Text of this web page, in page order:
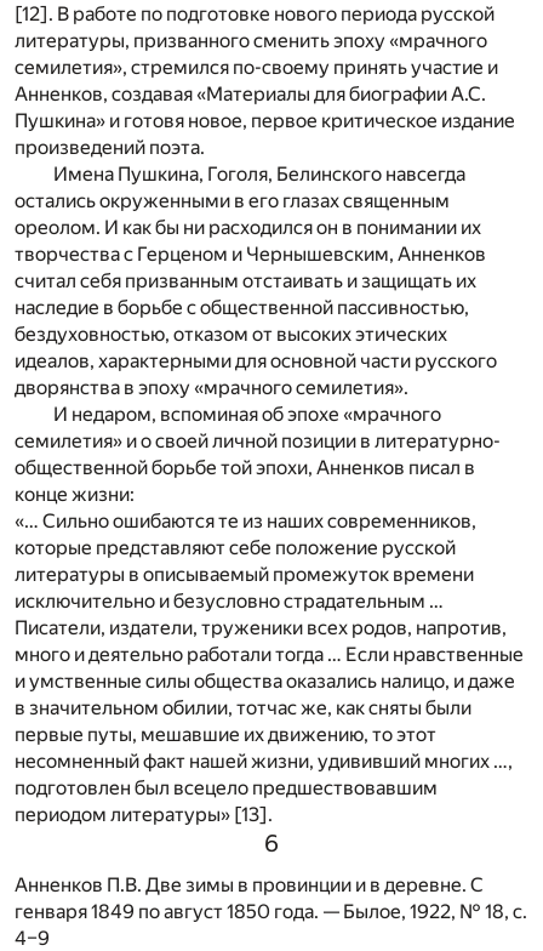
[12]. В работе по подготовке нового периода русской
литературы, призванного сменить эпоху «мрачного
семилетия», стремился по-своему принять участие и
Анненков, создавая «Материалы для биографии А.С.
Пушкина» и готовя новое, первое критическое издание
произведений поэта.
Имена Пушкина, Гоголя, Белинского навсегда
остались окруженными в его глазах священным
ореолом. И как бы ни расходился он в понимании их
творчества с Герценом и Чернышевским, Анненков
считал себя призванным отстаивать и защищать их
наследие в борьбе с общественной пассивностью,
бездуховностью, отказом от высоких этических
идеалов, характерными для основной части русского
дворянства в эпоху «мрачного семилетия».
И недаром, вспоминая об эпохе «мрачного
семилетия» и о своей личной позиции в литературно-
общественной борьбе той эпохи, Анненков писал в
конце жизни:
«… Сильно ошибаются те из наших современников,
которые представляют себе положение русской
литературы в описываемый промежуток времени
исключительно и безусловно страдательным …
Писатели, издатели, труженики всех родов, напротив,
много и деятельно работали тогда … Если нравственные
и умственные силы общества оказались налицо, и даже
в значительном обилии, тотчас же, как сняты были
первые путы, мешавшие их движению, то этот
несомненный факт нашей жизни, удививший многих …,
подготовлен был всецело предшествовавшим
периодом литературы» [13].
6
Анненков П.В. Две зимы в провинции и в деревне. С
генваря 1849 по август 1850 года. — Былое, 1922, № 18, с.
4–9